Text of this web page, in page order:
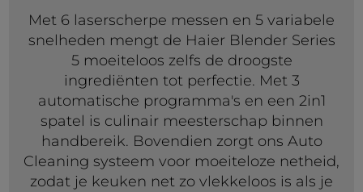
Met 6 laserscherpe messen en 5 variabele
snelheden mengt de Haier Blender Series
5 moeiteloos zelfs de droogste
ingrediënten tot perfectie. Met 3
automatische programma's en een 2in1
spatel is culinair meesterschap binnen
handbereik. Bovendien zorgt ons Auto
Cleaning systeem voor moeiteloze netheid,
zodat je keuken net zo vlekkeloos is als je